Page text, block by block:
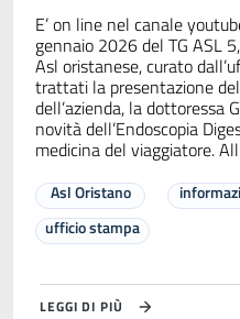
E’ on line nel canale
gennaio 2026 del TG ASL
Asl oristanese, curato
trattati la presentazione
dell’azienda, la dottoressa
novità dell’Endoscopia
medicina del viaggiatore.
Asl Oristano
ufficio stampa
LEGGI DI PIÙ